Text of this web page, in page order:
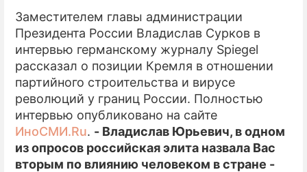
ЭКОНОМИКА
ПРОИСШЕСТВИЯ
СОННИК
СТИЛЬ ЖИЗНИ
СЕРИАЛЫ
ИГРЫ
Заместителем главы администрации
Президента России Владислав Сурков в
интервью германскому журналу Spiegel
рассказал о позиции Кремля в отношении
партийного строительства и вирусе
революций у границ России. Полностью
интервью опубликовано на сайте
ИноСМИ.Ru. - Владислав Юрьевич, в одном
из опросов российская элита назвала Вас
вторым по влиянию человеком в стране -